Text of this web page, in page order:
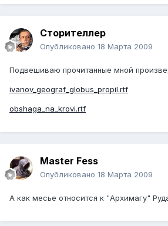
Сторителлер
Опубликовано 18 Марта 2009
Подвешиваю прочитанные мной
ivanov_geograf_globus_propil.rtf
obshaga_na_krovi.rtf
Master Fess
Опубликовано 18 Марта 2009
А как месье относится к "Архимагу"